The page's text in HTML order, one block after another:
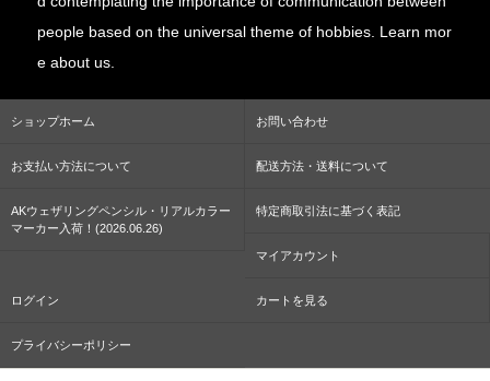
people based on the universal theme of hobbies. Learn mor
e about us.
ショップホーム お問い合わせ
お支払い方法について 配送方法・送料について
AKウェザリングペンシル・リアルカラー
マーカー入荷！(2026.06.26)
特定商取引法に基づく表記
マイアカウント
ログイン カートを見る
プライバシーポリシー